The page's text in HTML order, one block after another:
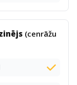
(cenrāžu